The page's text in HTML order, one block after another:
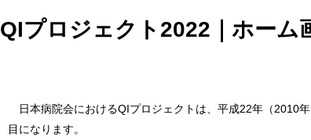
QIプロジェクト2022｜ホーム
日本病院会におけるQIプロジェクトは、平成22年（2010
目になります。